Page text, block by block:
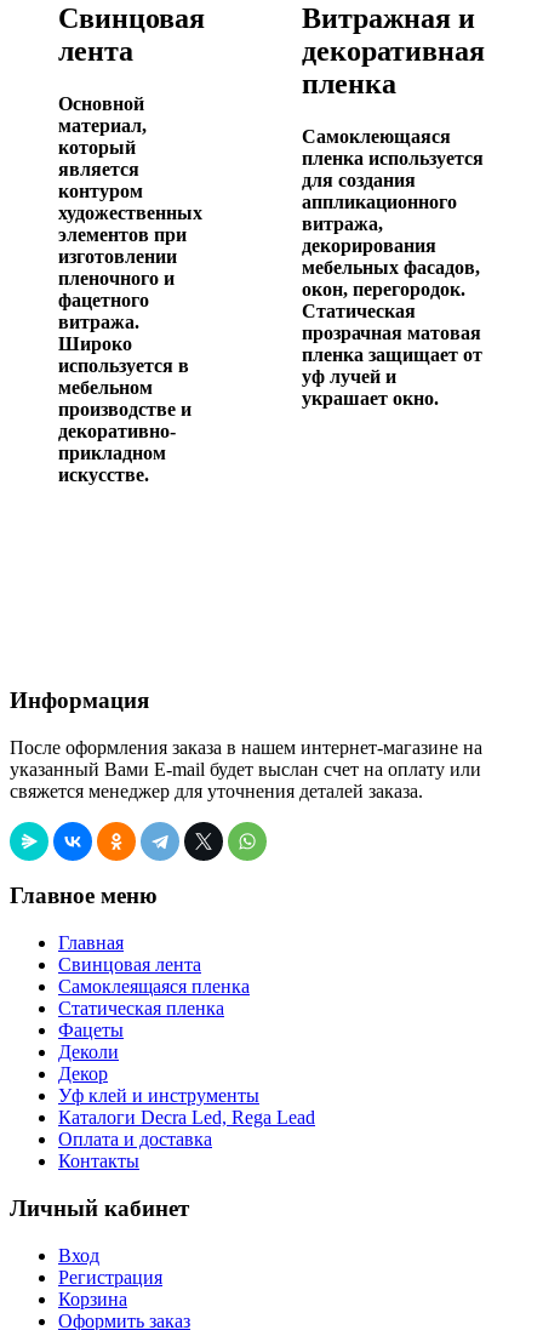
Свинцовая
лента
Основной
материал,
который
является
контуром
художественных
элементов при
изготовлении
пленочного и
фацетного
витража.
Широко
используется в
мебельном
производстве и
декоративно-
прикладном
искусстве.
Витражная и
декоративная
пленка
Самоклеющаяся
пленка используется
для создания
аппликационного
витража,
декорирования
мебельных фасадов,
окон, перегородок.
Статическая
прозрачная матовая
пленка защищает от
уф лучей и
украшает окно.
Информация
После оформления заказа в нашем интернет-магазине на
указанный Вами E-mail будет выслан счет на оплату или
свяжется менеджер для уточнения деталей заказа.
Главное меню
Главная
Свинцовая лента
Самоклеящаяся пленка
Статическая пленка
Фацеты
Деколи
Декор
Уф клей и инструменты
Каталоги Decra Led, Rega Lead
Оплата и доставка
Контакты
Личный кабинет
Вход
Регистрация
Корзина
Оформить заказ